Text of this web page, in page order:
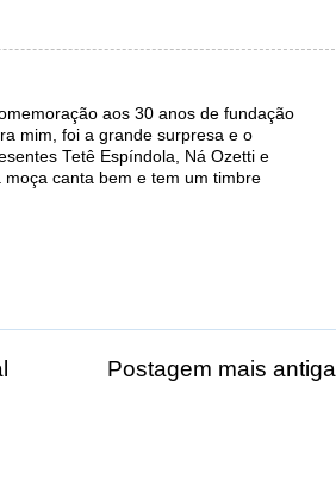
aos 30 anos de fundação
mim, foi a grande surpresa e o
Tetê Espíndola, Ná Ozetti e
canta bem e tem um timbre
Postagem mais antiga